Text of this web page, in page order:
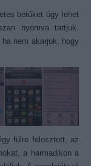
betűket úgy lehet
nyomva tartjuk.
nem akarjuk, hogy
fülre felosztott, az
a harmadikon a